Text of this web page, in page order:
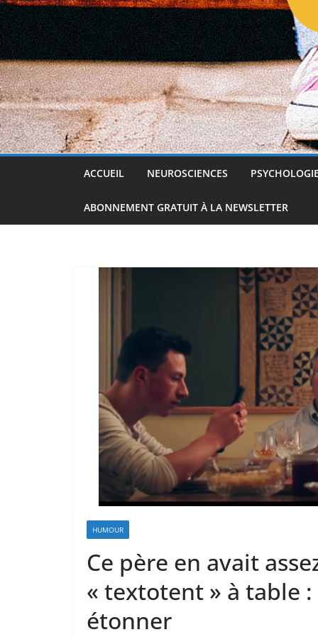
ACCUEIL NEUROSCIENCES PSYCHOLOGIE
ABONNEMENT GRATUIT À LA NEWSLETTER
HUMOUR
Ce père en avait
« textotent » à table
étonner